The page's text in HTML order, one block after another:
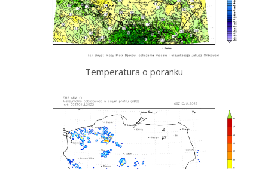
Temperatura o poranku